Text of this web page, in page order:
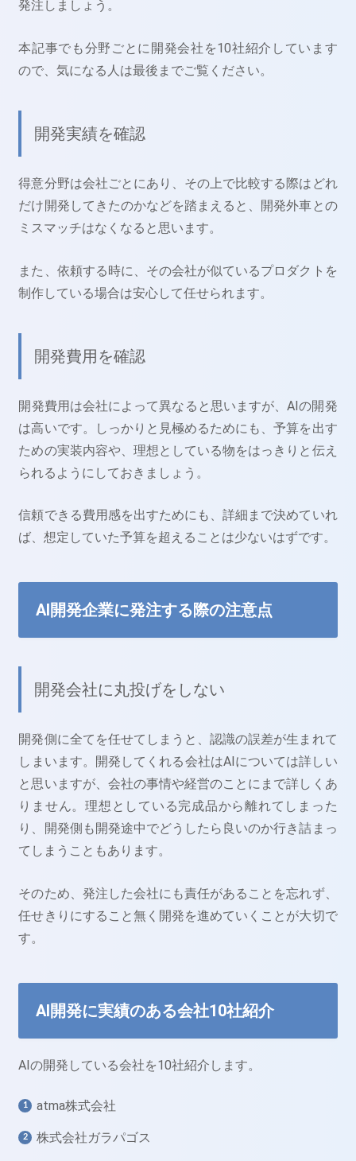
発注しましょう。
本記事でも分野ごとに開発会社を10社紹介しています
ので、気になる人は最後までご覧ください。
開発実績を確認
得意分野は会社ごとにあり、その上で比較する際はどれ
だけ開発してきたのかなどを踏まえると、開発外車との
ミスマッチはなくなると思います。
また、依頼する時に、その会社が似ているプロダクトを
制作している場合は安心して任せられます。
開発費用を確認
開発費用は会社によって異なると思いますが、AIの開発
は高いです。しっかりと見極めるためにも、予算を出す
ための実装内容や、理想としている物をはっきりと伝え
られるようにしておきましょう。
信頼できる費用感を出すためにも、詳細まで決めていれ
ば、想定していた予算を超えることは少ないはずです。
AI開発企業に発注する際の注意点
開発会社に丸投げをしない
開発側に全てを任せてしまうと、認識の誤差が生まれて
しまいます。開発してくれる会社はAIについては詳しい
と思いますが、会社の事情や経営のことにまで詳しくあ
りません。理想としている完成品から離れてしまった
り、開発側も開発途中でどうしたら良いのか行き詰まっ
てしまうこともあります。
そのため、発注した会社にも責任があることを忘れず、
任せきりにすること無く開発を進めていくことが大切で
す。
AI開発に実績のある会社10社紹介
AIの開発している会社を10社紹介します。
atma株式会社
株式会社ガラパゴス